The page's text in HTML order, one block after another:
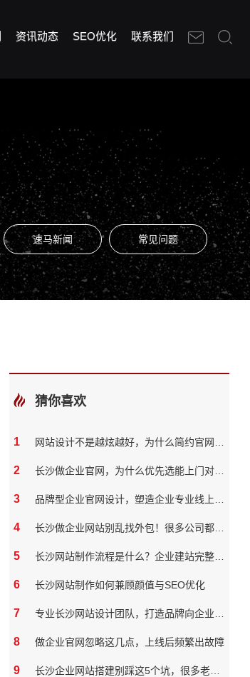
资讯动态 SEO优化 联系我们
速马新闻 常见问题
猜你喜欢
1
2
3
4
5
6 长沙网站制作如何兼顾颜值与SEO优化
7
8 做企业官网忽略这几点，上线后频繁出故障
9